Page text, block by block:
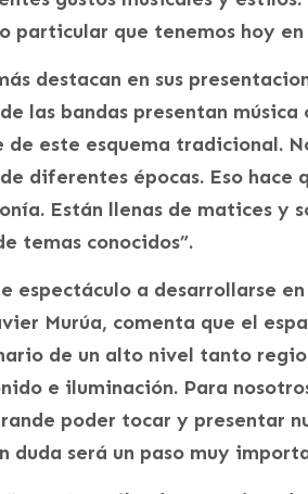
particular que tenemos hoy en
destacan en sus
las bandas presentan
de este esquema tradicional.
diferentes épocas. Eso hace
Están llenas de matices y
temas conocidos”.
espectáculo a desarrollarse
Murúa, comenta que el
de un alto nivel tanto
e iluminación. Para
poder tocar y presentar
duda será un paso muy